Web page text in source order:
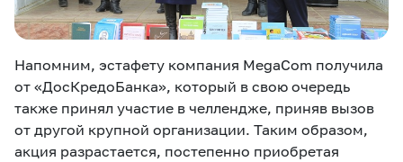
Напомним, эстафету компания MegaCom получила
от «ДосКредоБанка», который в свою очередь
также принял участие в челлендже, приняв вызов
от другой крупной организации. Таким образом,
акция разрастается, постепенно приобретая